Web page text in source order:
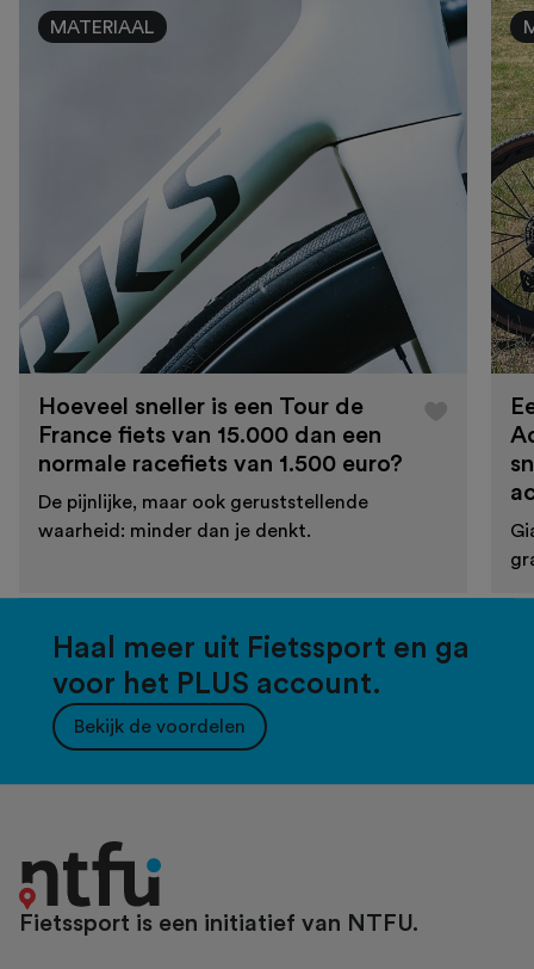
MATERIAAL
Hoeveel sneller is een Tour de
France fiets van 15.000 dan een
normale racefiets van 1.500 euro?
De pijnlijke, maar ook geruststellende
waarheid: minder dan je denkt.
Haal meer uit Fietssport en ga
voor het PLUS account.
Bekijk de voordelen
Fietssport is een initiatief van NTFU.